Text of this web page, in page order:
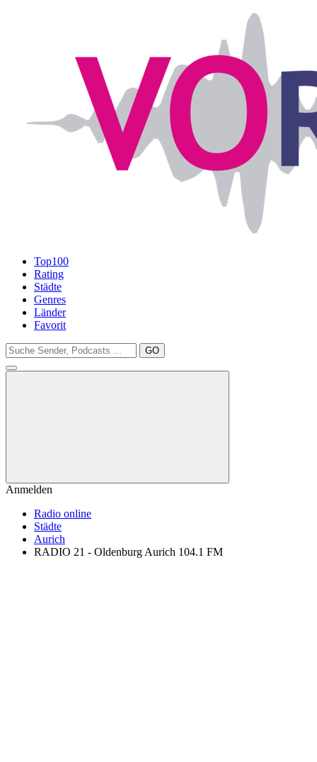
Top100
Rating
Städte
Genres
Länder
Favorit
GO
Anmelden
Radio online
Städte
Aurich
RADIO 21 - Oldenburg Aurich 104.1 FM